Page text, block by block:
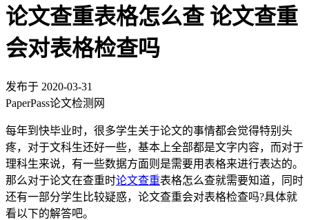
论文查重表格怎么查 论文查重
会对表格检查吗
发布于 2020-03-31
PaperPass论文检测网
每年到快毕业时，很多学生关于论文的事情都会觉得特别头
疼，对于文科生还好一些，基本上全部都是文字内容，而对于
理科生来说，有一些数据方面则是需要用表格来进行表达的。
那么对于论文在查重时论文查重表格怎么查就需要知道，同时
还有一部分学生比较疑惑，论文查重会对表格检查吗?具体就
看以下的解答吧。